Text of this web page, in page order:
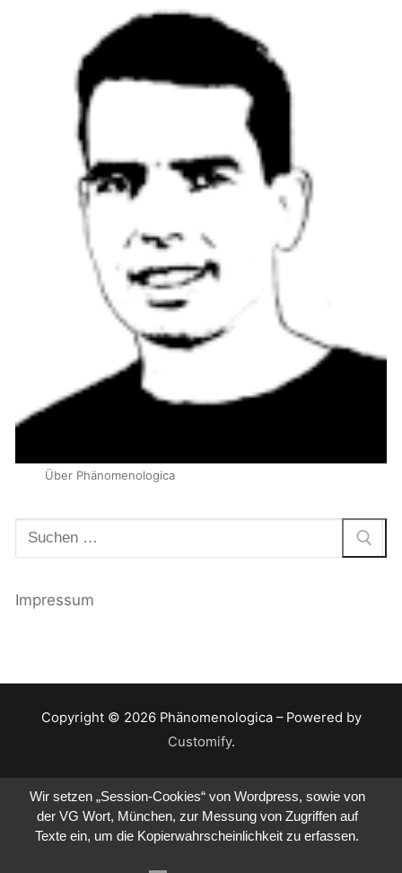
Über Phänomenologica
Suchen
nach:
Impressum
Copyright © 2026 Phänomenologica – Powered by
Customify.
Wir setzen „Session-Cookies“ von Wordpress, sowie von
der VG Wort, München, zur Messung von Zugriffen auf
Texte ein, um die Kopierwahrscheinlichkeit zu erfassen.